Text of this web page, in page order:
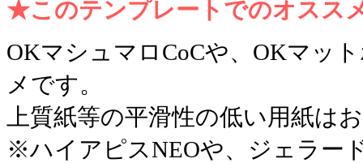
★このテンプレートでのオスス
OKマシュマロCoCや、OKマッ
メです。
上質紙等の平滑性の低い用紙は
※ハイアピスNEOや、ジェラー